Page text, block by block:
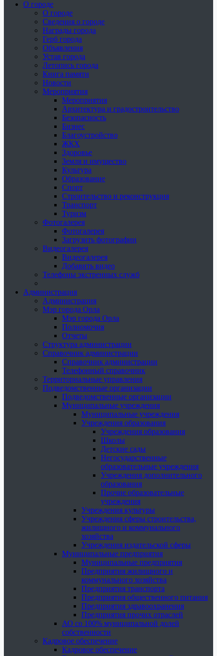
О городе
О городе
Сведения о городе
Награды города
Герб города
Объявления
Устав города
Летопись города
Книга памяти
Новости
Мероприятия
Мероприятия
Архитектура и градостроительство
Безопасность
Бизнес
Благоустройство
ЖКХ
Здоровье
Земля и имущество
Культура
Образование
Спорт
Строительство и реконструкция
Транспорт
Туризм
Фотогалерея
Фотогалерея
Загрузить фотографии
Видеогалерея
Видеогалерея
Добавить видео
Телефоны экстренных служб
Администрация
Администрация
Мэр города Орла
Мэр города Орла
Полномочия
Отчеты
Структура администрации
Справочник администрации
Справочник администрации
Телефонный справочник
Территориальные управления
Подведомственные организации
Подведомственные организации
Муниципальные учреждения
Муниципальные учреждения
Учреждения образования
Учреждения образования
Школы
Детские сады
Негосударственные
образовательные учреждения
Учреждения дополнительного
образования
Прочие образовательные
учреждения
Учреждения культуры
Учреждения сферы строительства,
жилищного и коммунального
хозяйства
Учреждения издательской сферы
Муниципальные предприятия
Муниципальные предприятия
Предприятия жилищного и
коммунального хозяйства
Предприятия транспорта
Предприятия общественного питания
Предприятия здравоохранения
Предприятия прочих отраслей
АО со 100% муниципальной долей
собственности
Кадровое обеспечение
Кадровое обеспечение